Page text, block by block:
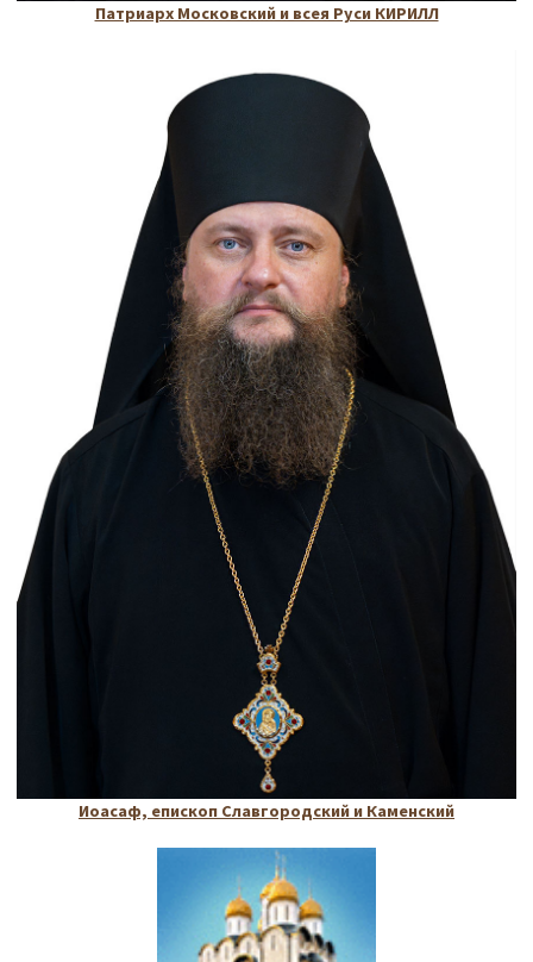
Патриарх Московский и всея Руси КИРИЛЛ
Иоасаф, епископ Славгородский и Каменский